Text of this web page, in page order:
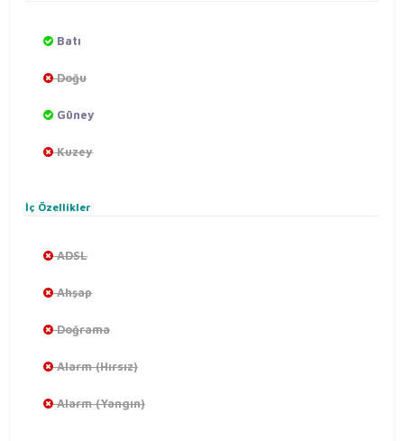
Batı
Doğu
Güney
Kuzey
İç Özellikler
ADSL
Ahşap
Doğrama
Alarm (Hırsız)
Alarm (Yangın)